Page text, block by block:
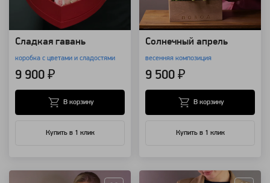
Сладкая гавань
коробка с цветами и сладостями
9 900 ₽
Купить в 1 клик
В корзину
Солнечный апрель
весенняя композиция
9 500 ₽
Купить в 1 клик
В корзину